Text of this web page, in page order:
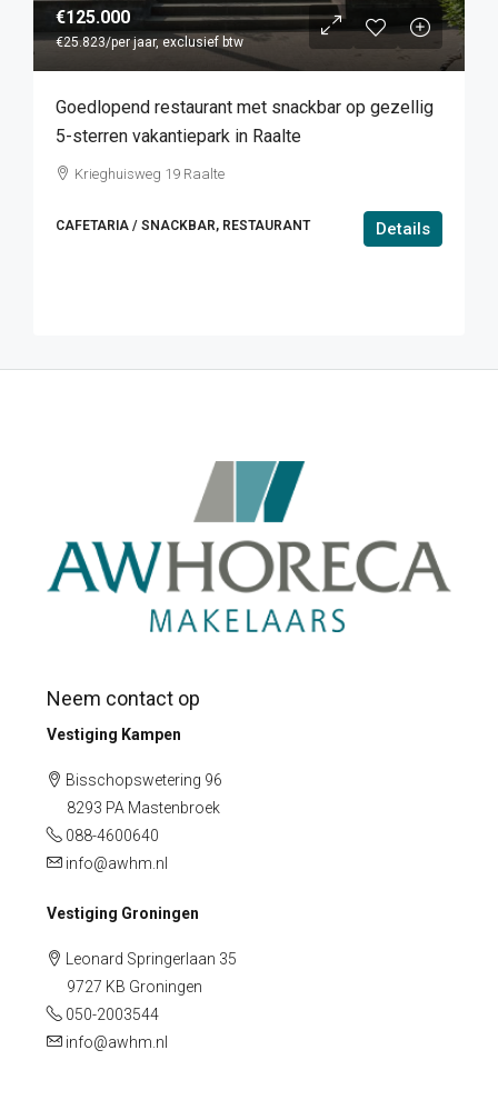
€125.000
€25.823/per jaar, exclusief btw
Goedlopend restaurant met snackbar op gezellig
5-sterren vakantiepark in Raalte
Krieghuisweg 19 Raalte
CAFETARIA / SNACKBAR, RESTAURANT Details
Neem contact op
Vestiging Kampen
Bisschopswetering 96
8293 PA Mastenbroek
088-4600640
info@awhm.nl
Vestiging Groningen
Leonard Springerlaan 35
9727 KB Groningen
050-2003544
info@awhm.nl